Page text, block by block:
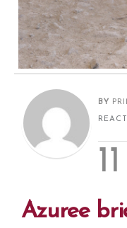
BY
11
Azuree